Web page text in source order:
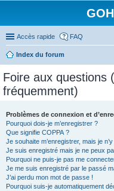
Accès rapide FAQ
Index du forum
Foire aux questions
fréquemment)
Problèmes de connexion et
Pourquoi dois-je m’enregistrer ?
Que signifie COPPA ?
Je souhaite m’enregistrer, mais je
Je suis enregistré mais je ne peux
Pourquoi ne puis-je pas me
Je me suis enregistré par le passé
J’ai perdu mon mot de passe !
Pourquoi suis-je automatiquement